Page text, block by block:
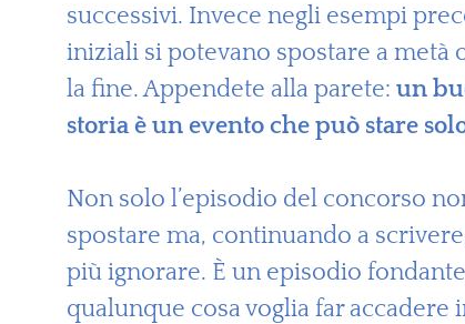
successivi. Invece negli esempi
iniziali si potevano spostare a metà
la fine. Appendete alla parete: un
storia è un evento che può stare
Non solo l’episodio del concorso
spostare ma, continuando a
più ignorare. È un episodio
qualunque cosa voglia far accadere